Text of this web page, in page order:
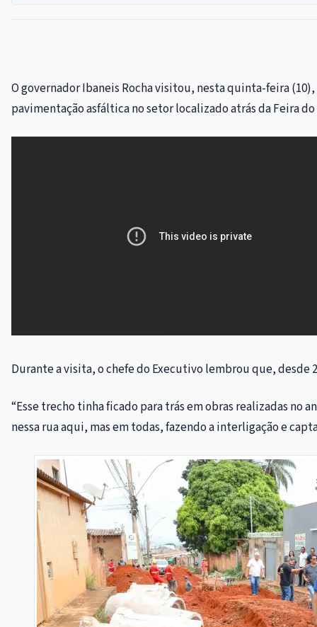
O governador Ibaneis Rocha visitou, nesta quinta-feira
pavimentação asfáltica no setor localizado atrás da Feira
Durante a visita, o chefe do Executivo lembrou que, desde
“Esse trecho tinha ficado para trás em obras realizadas no
nessa rua aqui, mas em todas, fazendo a interligação e